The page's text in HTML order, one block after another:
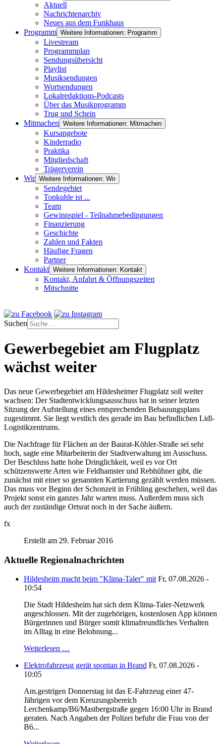
Aktuell
Nachrichtenarchiv
Neues aus dem Funkhaus
Programm Weitere Informationen: Programm
Livestream
Programmplan
Sendungsübersicht
Playlist
Musiksendungen
Wortsendungen
Lokalredaktions-Podcasts
Über das Musikprogramm
Trug und Schein
Mitmachen Weitere Informationen: Mitmachen
Kursangebote
Kinderradio
Praktika
Mitgliedschaft
Trägerverein
Wir Weitere Informationen: Wir
Sendegebiet
Tonkuhle ist ...
Team
Gewinnspiel - Teilnahmebedingungen
Finanzierung
Geschichte
Zahlen und Fakten
Häufige Fragen
Partner
Kontakt Weitere Informationen: Kontakt
Kontakt, Anfahrt & Öffnungszeiten
Mitschnitte
Suchen
Gewerbegebiet am Flugplatz
wächst weiter
Das neue Gewerbegebiet am Hildesheimer Flugplatz soll weiter
wachsen: Der Stadtentwicklungsausschuss hat in seiner letzten
Sitzung der Aufstellung eines entsprechenden Bebauungsplans
zugestimmt. Sie liegt westlich des gerade im Bau befindlichen Lidl-
Logistikzentrums.
Die Nachfrage für Flächen an der Baurat-Köhler-Straße sei sehr
hoch, sagte eine Mitarbeiterin der Stadtverwaltung im Ausschuss.
Der Beschluss hatte hohe Dringlichkeit, weil es vor Ort
schützenswerte Arten wie Feldhamster und Rebhühner gibt, die
zunächst mit einer so genannten Kartierung gezählt werden müssen.
Das muss vor Beginn der Schonzeit in Frühling geschehen, weil das
Projekt sonst ein ganzes Jahr warten muss. Außerdem muss sich
auch der zuständige Ortsrat noch in der Sache äußern.
fx
Erstellt am 29. Februar 2016
Aktuelle Regionalnachrichten
Hildesheim macht beim "Klima-Taler" mit Fr, 07.08.2026 -
10:54
Die Stadt Hildesheim hat sich dem Klima-Taler-Netzwerk
angeschlossen. Mit der zugehörigen, kostenlosen App können
Bürgerinnen und Bürger somit klimafreundliches Verhalten
im Alltag in eine Belohnung...
Weiterlesen …
Elektrofahrzeug gerät spontan in Brand Fr, 07.08.2026 -
10:05
Am.gestrigen Donnerstag ist das E-Fahrzeug einer 47-
Jährigen vor dem Kreuzungsbereich
Lerchenkamp/B6/Mastbergstraße gegen 16:00 Uhr in Brand
geraten. Nach Angaben der Polizei befuhr die Frau von der
B6...